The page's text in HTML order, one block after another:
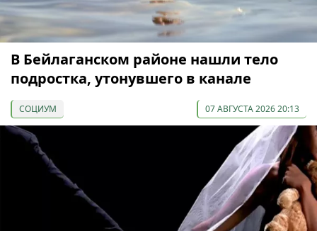
В Бейлаганском районе нашли тело
подростка, утонувшего в канале
СОЦИУМ 07 АВГУСТА 2026 20:13